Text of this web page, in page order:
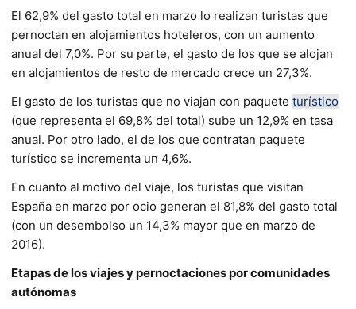
El 62,9% del gasto total en marzo lo realizan turistas que
pernoctan en alojamientos hoteleros, con un aumento
anual del 7,0%. Por su parte, el gasto de los que se alojan
en alojamientos de resto de mercado crece un 27,3%.
El gasto de los turistas que no viajan con paquete turístico
(que representa el 69,8% del total) sube un 12,9% en tasa
anual. Por otro lado, el de los que contratan paquete
turístico se incrementa un 4,6%.
En cuanto al motivo del viaje, los turistas que visitan
España en marzo por ocio generan el 81,8% del gasto total
(con un desembolso un 14,3% mayor que en marzo de
2016).
Etapas de los viajes y pernoctaciones por comunidades
autónomas